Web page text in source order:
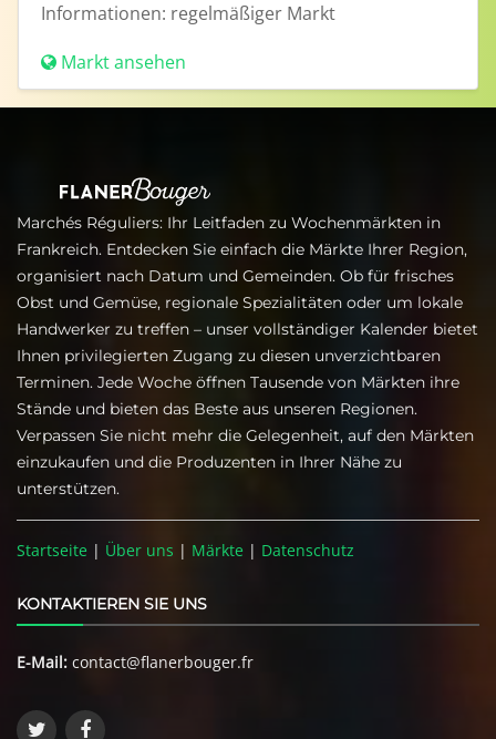
Informationen: regelmäßiger Markt
Markt ansehen
Marchés Réguliers: Ihr Leitfaden zu Wochenmärkten in
Frankreich. Entdecken Sie einfach die Märkte Ihrer Region,
organisiert nach Datum und Gemeinden. Ob für frisches
Obst und Gemüse, regionale Spezialitäten oder um lokale
Handwerker zu treffen – unser vollständiger Kalender bietet
Ihnen privilegierten Zugang zu diesen unverzichtbaren
Terminen. Jede Woche öffnen Tausende von Märkten ihre
Stände und bieten das Beste aus unseren Regionen.
Verpassen Sie nicht mehr die Gelegenheit, auf den Märkten
einzukaufen und die Produzenten in Ihrer Nähe zu
unterstützen.
Startseite | Über uns | Märkte | Datenschutz
KONTAKTIEREN SIE UNS
E-Mail: contact@flanerbouger.fr